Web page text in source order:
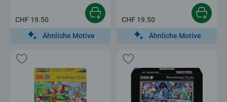
CHF 19.50
Ähnliche Motive
CHF 19.50
Ähnliche Motive